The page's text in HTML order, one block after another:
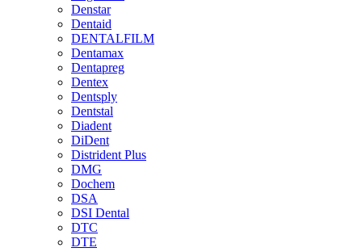
Denstar
Dentaid
DENTALFILM
Dentamax
Dentapreg
Dentex
Dentsply
Dentstal
Diadent
DiDent
Distrident Plus
DMG
Dochem
DSA
DSI Dental
DTC
DTE